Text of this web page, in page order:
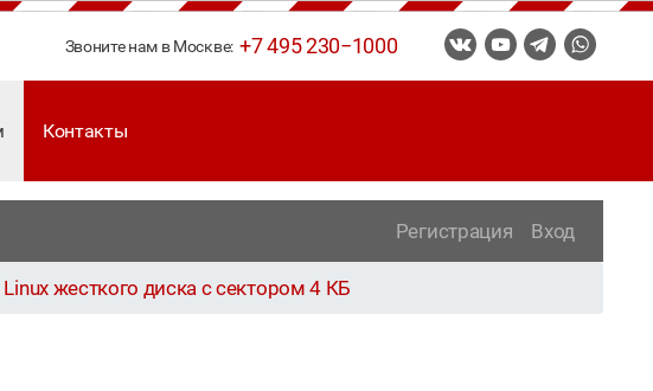
Звоните нам в Москве:+7 495 230−1000
Контакты
Регистрация Вход
жесткого диска с сектором 4 КБ